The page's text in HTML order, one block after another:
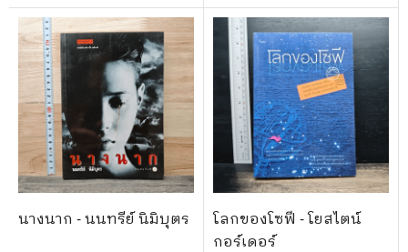
นางนาก - นนทรีย์ นิมิบุตร
โลกของโซฟี - โยสไตน์
กอร์เดอร์